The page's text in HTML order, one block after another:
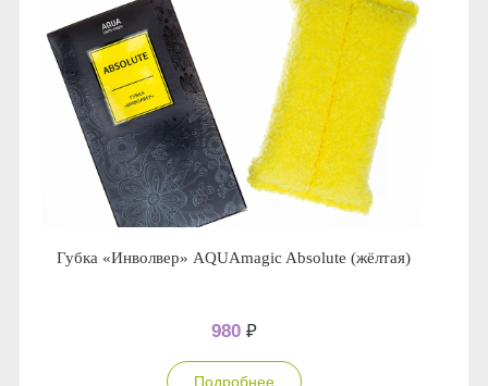
Губка «Инволвер» AQUAmagic Absolute (жёлтая)
980 ₽
Подробнее